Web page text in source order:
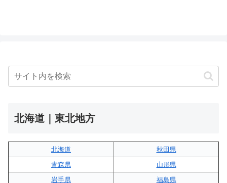
北海道｜東北地方
北海道
秋田県
青森県
山形県
岩手県
福島県